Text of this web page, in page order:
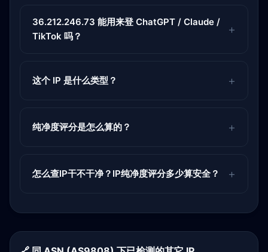
36.212.246.73 能用来登 ChatGPT / Claude /
TikTok 吗？
这个 IP 是什么类型？
纯净度评分是怎么算的？
怎么查IP干不干净？IP纯净度评分多少算安全？